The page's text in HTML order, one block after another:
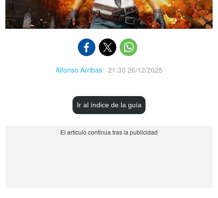
Alfonso Arribas · 21:30 26/12/2025
Ir al índice de la guía